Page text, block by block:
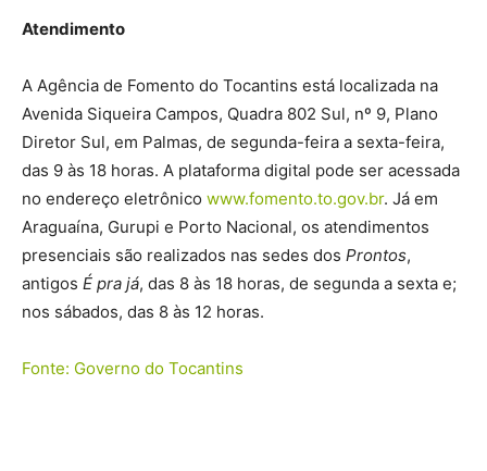
Atendimento
A Agência de Fomento do Tocantins está localizada na
Avenida Siqueira Campos, Quadra 802 Sul, nº 9, Plano
Diretor Sul, em Palmas, de segunda-feira a sexta-feira,
das 9 às 18 horas. A plataforma digital pode ser acessada
no endereço eletrônico www.fomento.to.gov.br. Já em
Araguaína, Gurupi e Porto Nacional, os atendimentos
presenciais são realizados nas sedes dos Prontos,
antigos É pra já, das 8 às 18 horas, de segunda a sexta e;
nos sábados, das 8 às 12 horas.
Fonte: Governo do Tocantins